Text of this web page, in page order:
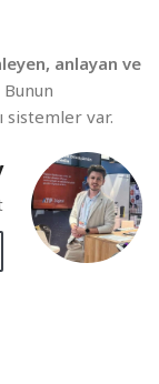
anlayan ve
sistemler var.